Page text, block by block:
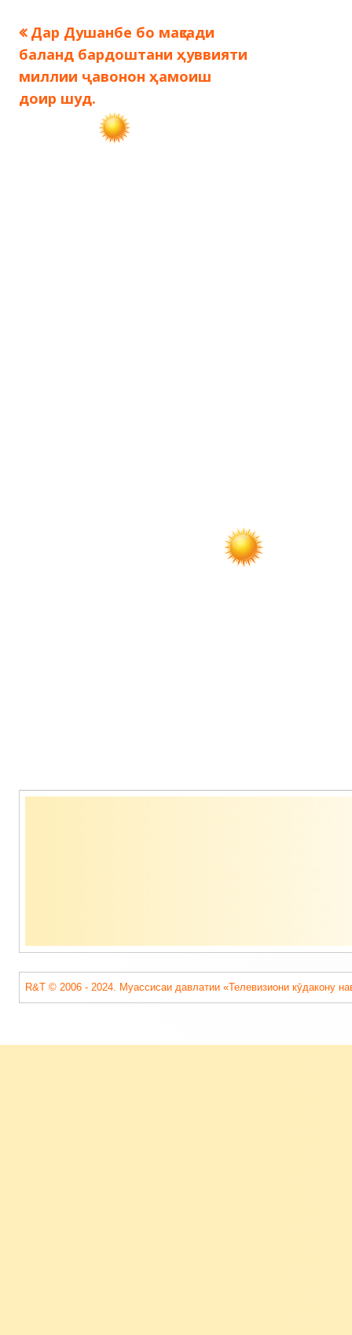
Навигация
по
записям
Предыдущая
запись:
Дар Душанбе бо мақсади
баланд бардоштани ҳуввияти
миллии ҷавонон ҳамоиш
доир шуд.
Содержимое
R&T © 2006 - 2024. Муассисаи давлатии «Телевизиони кӯдакону